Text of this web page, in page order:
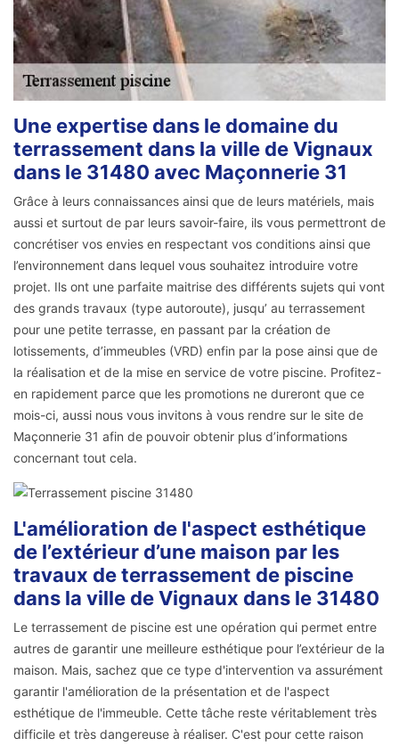
Une expertise dans le domaine du
terrassement dans la ville de Vignaux
dans le 31480 avec Maçonnerie 31
Grâce à leurs connaissances ainsi que de leurs matériels, mais
aussi et surtout de par leurs savoir-faire, ils vous permettront de
concrétiser vos envies en respectant vos conditions ainsi que
l’environnement dans lequel vous souhaitez introduire votre
projet. Ils ont une parfaite maitrise des différents sujets qui vont
des grands travaux (type autoroute), jusqu’ au terrassement
pour une petite terrasse, en passant par la création de
lotissements, d’immeubles (VRD) enfin par la pose ainsi que de
la réalisation et de la mise en service de votre piscine. Profitez-
en rapidement parce que les promotions ne dureront que ce
mois-ci, aussi nous vous invitons à vous rendre sur le site de
Maçonnerie 31 afin de pouvoir obtenir plus d’informations
concernant tout cela.
L'amélioration de l'aspect esthétique
de l’extérieur d’une maison par les
travaux de terrassement de piscine
dans la ville de Vignaux dans le 31480
Le terrassement de piscine est une opération qui permet entre
autres de garantir une meilleure esthétique pour l’extérieur de la
maison. Mais, sachez que ce type d'intervention va assurément
garantir l'amélioration de la présentation et de l'aspect
esthétique de l'immeuble. Cette tâche reste véritablement très
difficile et très dangereuse à réaliser. C'est pour cette raison